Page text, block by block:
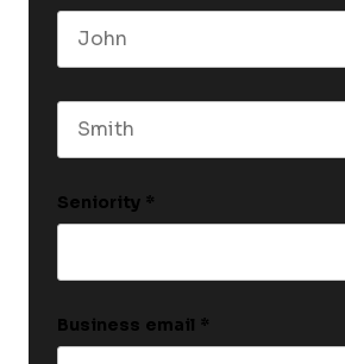
Seniority *
Business email *